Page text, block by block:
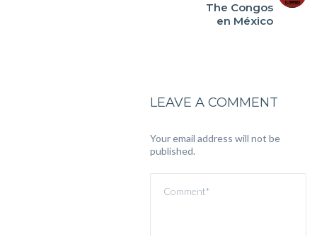
The Congos
en México
LEAVE A COMMENT
Your email address will not be
published.